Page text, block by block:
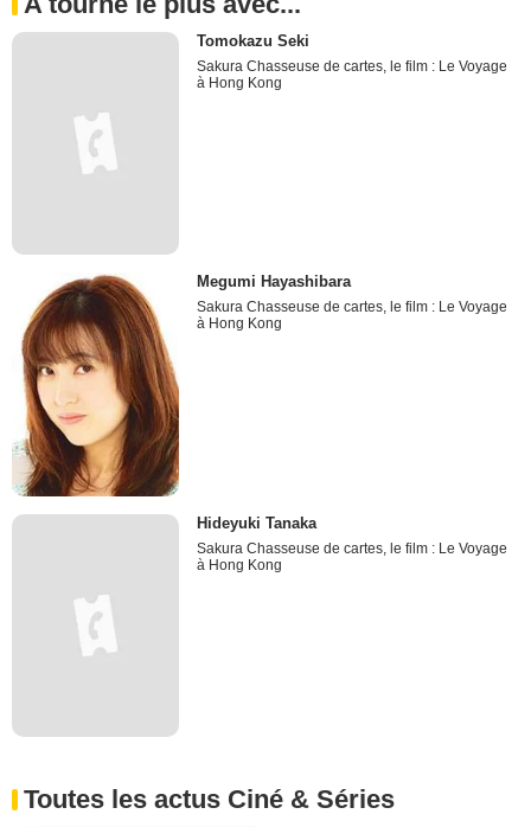
Tomokazu Seki
Sakura Chasseuse de cartes, le film : Le Voyage
à Hong Kong
Megumi Hayashibara
Sakura Chasseuse de cartes, le film : Le Voyage
à Hong Kong
Hideyuki Tanaka
Sakura Chasseuse de cartes, le film : Le Voyage
à Hong Kong
Toutes les actus Ciné & Séries